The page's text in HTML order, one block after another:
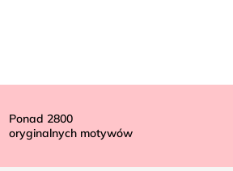
Ponad 2800
oryginalnych motywów